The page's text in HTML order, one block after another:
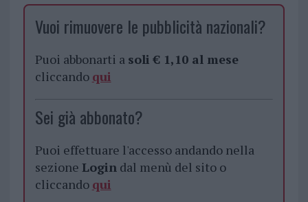
Vuoi rimuovere le pubblicità nazionali?
Puoi abbonarti a soli € 1,10 al mese
cliccando qui
Sei già abbonato?
Puoi effettuare l'accesso andando nella
sezione Logindal menù del sito o
cliccando qui